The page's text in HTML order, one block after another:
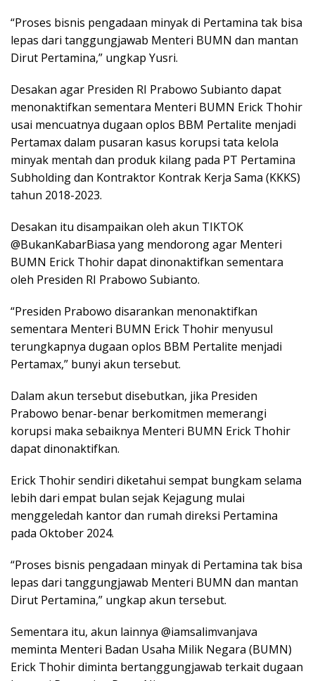
“Proses bisnis pengadaan minyak di Pertamina tak bisa
lepas dari tanggungjawab Menteri BUMN dan mantan
Dirut Pertamina,” ungkap Yusri.
Desakan agar Presiden RI Prabowo Subianto dapat
menonaktifkan sementara Menteri BUMN Erick Thohir
usai mencuatnya dugaan oplos BBM Pertalite menjadi
Pertamax dalam pusaran kasus korupsi tata kelola
minyak mentah dan produk kilang pada PT Pertamina
Subholding dan Kontraktor Kontrak Kerja Sama (KKKS)
tahun 2018-2023.
Desakan itu disampaikan oleh akun TIKTOK
@BukanKabarBiasa yang mendorong agar Menteri
BUMN Erick Thohir dapat dinonaktifkan sementara
oleh Presiden RI Prabowo Subianto.
“Presiden Prabowo disarankan menonaktifkan
sementara Menteri BUMN Erick Thohir menyusul
terungkapnya dugaan oplos BBM Pertalite menjadi
Pertamax,” bunyi akun tersebut.
Dalam akun tersebut disebutkan, jika Presiden
Prabowo benar-benar berkomitmen memerangi
korupsi maka sebaiknya Menteri BUMN Erick Thohir
dapat dinonaktifkan.
Erick Thohir sendiri diketahui sempat bungkam selama
lebih dari empat bulan sejak Kejagung mulai
menggeledah kantor dan rumah direksi Pertamina
pada Oktober 2024.
“Proses bisnis pengadaan minyak di Pertamina tak bisa
lepas dari tanggungjawab Menteri BUMN dan mantan
Dirut Pertamina,” ungkap akun tersebut.
Sementara itu, akun lainnya @iamsalimvanjava
meminta Menteri Badan Usaha Milik Negara (BUMN)
Erick Thohir diminta bertanggungjawab terkait dugaan